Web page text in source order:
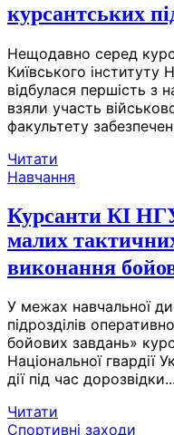
курсантських
Нещодавно серед
Київського інституту
відбулася першість з
взяли участь
факультету
Читати
Навчання
Курсанти КІ
малих
виконання
У межах навчальної
підрозділів
бойових завдань»
Національної гвардії
дії під час дорозвідки...
Читати
Спортивні заходи